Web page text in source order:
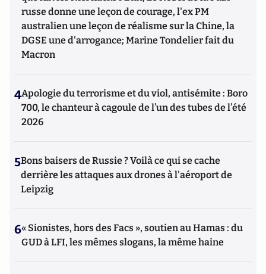
russe donne une leçon de courage, l'ex PM
australien une leçon de réalisme sur la Chine, la
DGSE une d'arrogance; Marine Tondelier fait du
Macron
4Apologie du terrorisme et du viol, antisémite : Boro
700, le chanteur à cagoule de l’un des tubes de l’été
2026
5Bons baisers de Russie ? Voilà ce qui se cache
derrière les attaques aux drones à l'aéroport de
Leipzig
6« Sionistes, hors des Facs », soutien au Hamas : du
GUD à LFI, les mêmes slogans, la même haine